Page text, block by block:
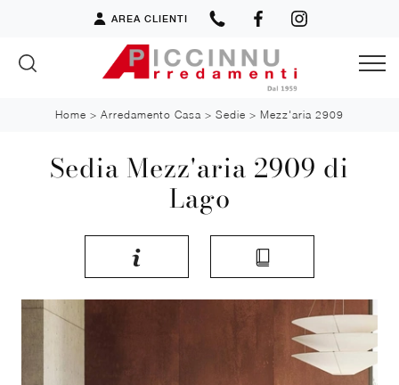
AREA CLIENTI
Home > Arredamento Casa > Sedie > Mezz'aria 2909
Sedia Mezz'aria 2909 di
Lago